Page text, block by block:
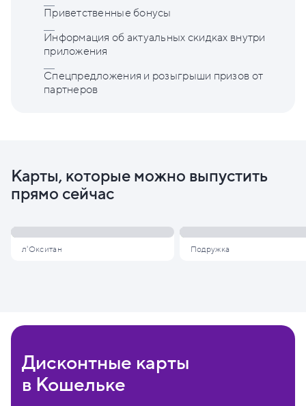
Приветственные бонусы
Информация об актуальных скидках внутри
приложения
Спецпредложения и розыгрыши призов от
партнеров
Карты, которые можно выпустить
прямо сейчас
л'Окситан Подружка
Дисконтные карты
в Кошельке